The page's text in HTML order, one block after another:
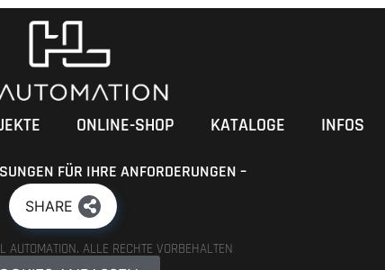
ONLINE-SHOP KATALOGE INFOS
FÜR IHRE ANFORDERUNGEN –
SHARE
AUTOMATION. ALLE RECHTE VORBEHALTEN